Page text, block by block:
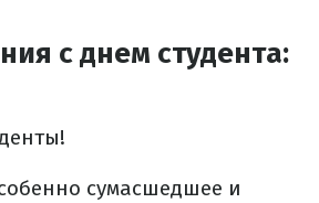
с днем студента:
сумасшедшее и